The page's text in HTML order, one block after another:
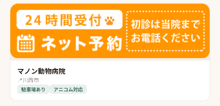
マノン動物病院
📍川西市
駐車場あり アニコム対応